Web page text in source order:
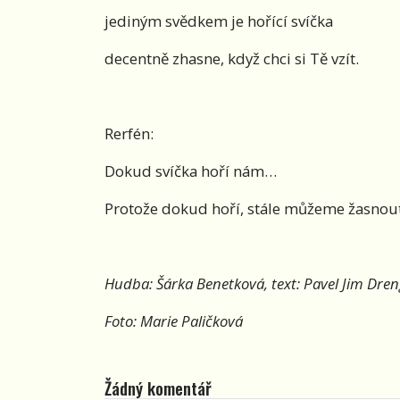
jediným svědkem je hořící svíčka
decentně zhasne, když chci si Tě vzít.
Rerfén:
Dokud svíčka hoří nám…
Protože dokud hoří, stále můžeme
Hudba: Šárka Benetková, text: Pavel Jim
Foto: Marie Paličková
Žádný komentář